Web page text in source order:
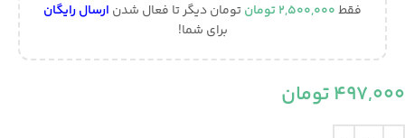
فقط2,500,000تومانتومان دیگر تا فعال شدن ارسال رایگان
برای شما!
497,000تومان